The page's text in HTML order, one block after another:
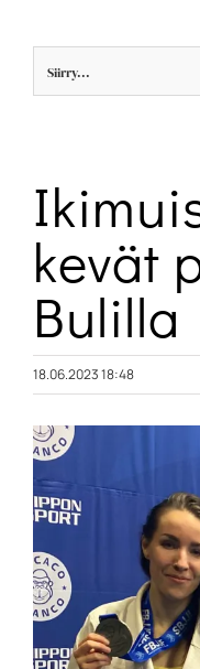
Siirry...
kevät
Bulilla
18.06.2023 18:48
Katso
kuvaa
isompana